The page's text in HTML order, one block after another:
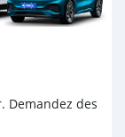
Demandez des